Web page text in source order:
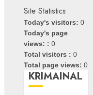
Site Statistics
Today's visitors:0
Today's page
views: :0
Total visitors :0
Total page views:0
KRIMAINAL